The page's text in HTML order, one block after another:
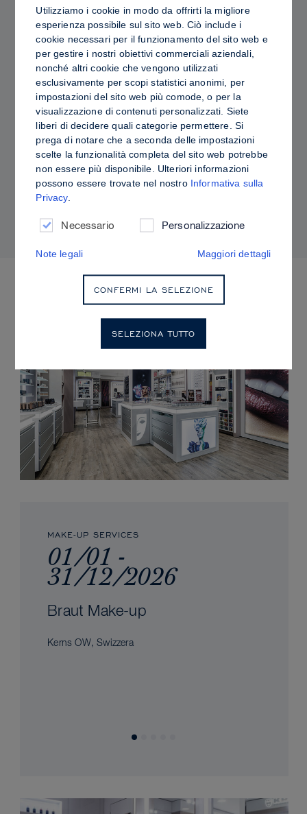
PRO TIPS
Contouring in crema o in polvere: differenze,
vantaggi e come scegliere i prodotti più
MAKE-UP SERVICES
01/01 -
31/12/2026
Braut Make-up
Kerns OW, Swizzera
Utilizziamo i cookie in modo da offrirti la migliore
esperienza possibile sul sito web. Ciò include i
cookie necessari per il funzionamento del sito web e
per gestire i nostri obiettivi commerciali aziendali,
nonché altri cookie che vengono utilizzati
esclusivamente per scopi statistici anonimi, per
impostazioni del sito web più comode, o per la
visualizzazione di contenuti personalizzati. Siete
liberi di decidere quali categorie permettere. Si
prega di notare che a seconda delle impostazioni
scelte la funzionalità completa del sito web potrebbe
non essere più disponibile. Ulteriori informazioni
possono essere trovate nel nostro Informativa sulla
Privacy.
Necessario Personalizzazione
Note legali Maggiori dettagli
CONFERMI LA SELEZIONE
SELEZIONA TUTTO